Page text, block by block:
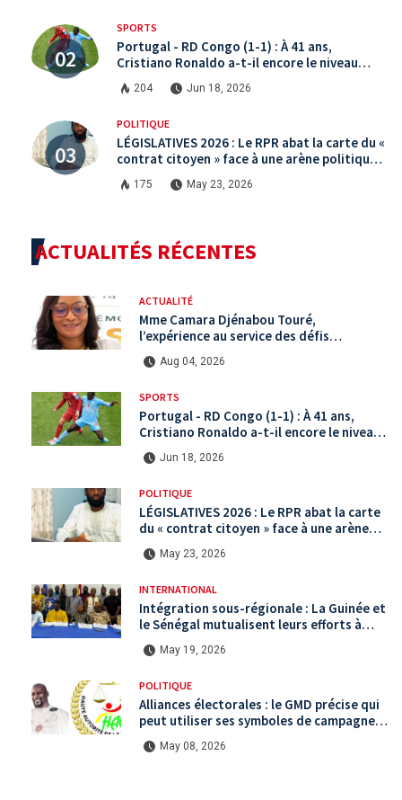
SPORTS
Portugal - RD Congo (1-1) : À 41 ans,
Cristiano Ronaldo a-t-il encore le niveau
international ?
204 Jun 18, 2026
POLITIQUE
LÉGISLATIVES 2026 : Le RPR abat la carte du «
contrat citoyen » face à une arène politique
saturée.
175 May 23, 2026
ACTUALITÉS RÉCENTES
ACTUALITÉ
Mme Camara Djénabou Touré,
l’expérience au service des défis
territoriaux sous la 5ème République
Aug 04, 2026
SPORTS
Portugal - RD Congo (1-1) : À 41 ans,
Cristiano Ronaldo a-t-il encore le niveau
international ?
Jun 18, 2026
POLITIQUE
LÉGISLATIVES 2026 : Le RPR abat la carte
du « contrat citoyen » face à une arène
politique saturée.
May 23, 2026
INTERNATIONAL
Intégration sous-régionale : La Guinée et
le Sénégal mutualisent leurs efforts à
Koundara via le programme RéZo
May 19, 2026
POLITIQUE
Alliances électorales : le GMD précise qui
peut utiliser ses symboles de campagne
avant le scrutin du 31 mai
May 08, 2026